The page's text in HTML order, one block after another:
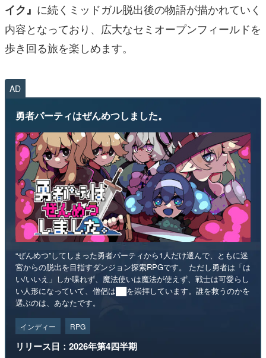
イク』 に続くミッドガル脱出後の物語が描かれていく
内容となっており、広大なセミオープンフィールドを
歩き回る旅を楽しめます。
AD
勇者パーティはぜんめつしました。
“ぜんめつ”してしまった勇者パーティから1人だけ選んで、ともに迷
宮からの脱出を目指すダンジョン探索RPGです。 ただし勇者は「は
い/いいえ」しか喋れず、魔法使いは魔法が使えず、戦士は可愛らし
い人形になっていて、僧侶は██を崇拝しています。誰を救うのかを
選ぶのは、あなたです。
インディー RPG
リリース日：2026年第4四半期